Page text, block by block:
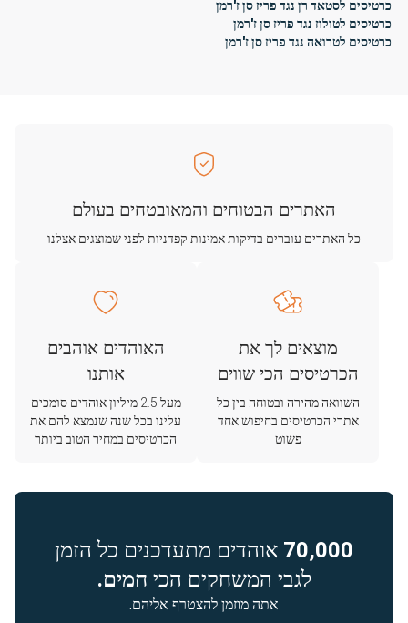
כרטיסים לסטאד רן נגד פריז סן ז'רמן
כרטיסים לטולוז נגד פריז סן ז'רמן
כרטיסים לטרואה נגד פריז סן ז'רמן
האתרים הבטוחים והמאובטחים בעולם
כל האתרים עוברים בדיקות אמינות קפדניות לפני שמוצגים אצלנו
מוצאים לך את
הכרטיסים הכי שווים
השוואה מהירה ובטוחה בין כל
אתרי הכרטיסים בחיפוש אחד
פשוט
האוהדים אוהבים
אותנו
מעל 2.5 מיליון אוהדים סומכים
עלינו בכל שנה שנמצא להם את
הכרטיסים במחיר הטוב ביותר
70,000 אוהדים מתעדכנים כל הזמן
לגבי המשחקים הכי חמים.
אתה מוזמן להצטרף אליהם.